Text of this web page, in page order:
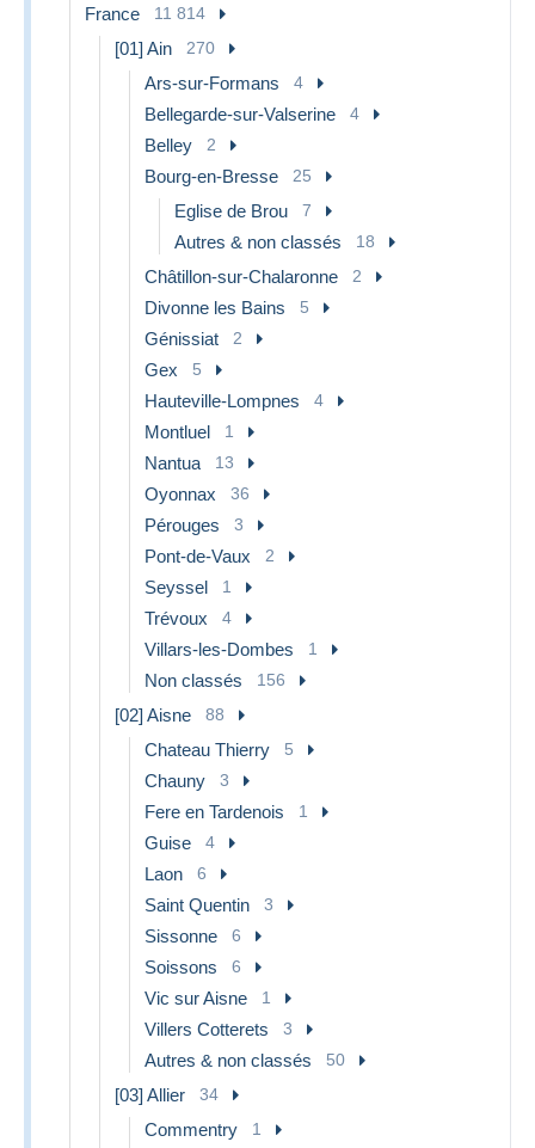
France 11 814
[01] Ain 270
Ars-sur-Formans 4
Bellegarde-sur-Valserine 4
Belley 2
Bourg-en-Bresse 25
Eglise de Brou 7
Autres & non classés 18
Châtillon-sur-Chalaronne 2
Divonne les Bains 5
Génissiat 2
Gex 5
Hauteville-Lompnes 4
Montluel 1
Nantua 13
Oyonnax 36
Pérouges 3
Pont-de-Vaux 2
Seyssel 1
Trévoux 4
Villars-les-Dombes 1
Non classés 156
[02] Aisne 88
Chateau Thierry 5
Chauny 3
Fere en Tardenois 1
Guise 4
Laon 6
Saint Quentin 3
Sissonne 6
Soissons 6
Vic sur Aisne 1
Villers Cotterets 3
Autres & non classés 50
[03] Allier 34
Commentry 1